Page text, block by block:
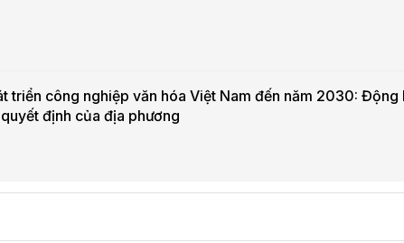
triển công nghiệp văn hóa Việt Nam đến năm 2030: Động
định của địa phương